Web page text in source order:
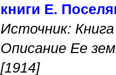
книги Е.
Источник:
Описание Ее
[1914]